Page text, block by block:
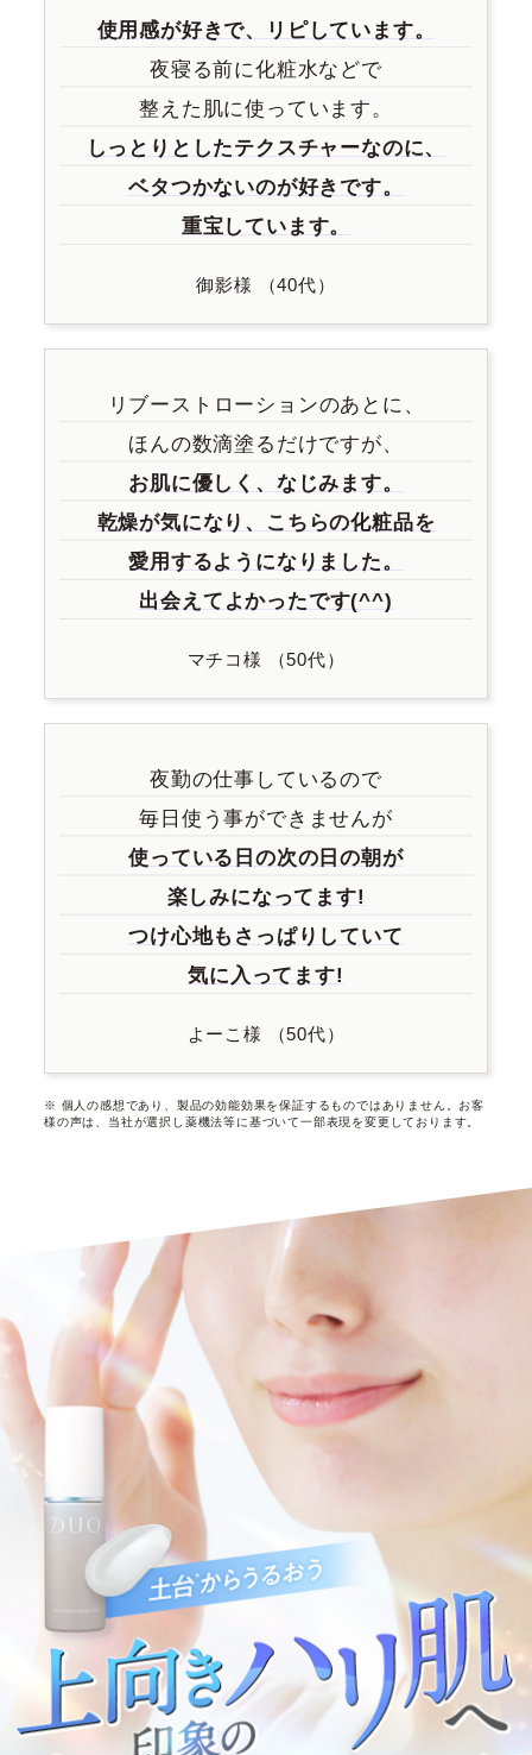
使用感が好きで、
リピしています。
夜寝る前に化粧水などで
整えた肌に使っています。
しっとりとしたテクスチャーなのに、
ベタつかないのが好きです。
重宝しています。
御影様 （40代）
リブーストローションのあとに、
ほんの数滴塗るだけですが、
お肌に優しく、なじみます。
乾燥が気になり、
こちらの化粧品を
愛用するようになりました。
出会えてよかったです(^^)
マチコ様 （50代）
夜勤の仕事しているので
毎日使う事ができませんが
使っている日の次の日の朝が
楽しみになってます!
つけ心地もさっぱりしていて
気に入ってます!
よーこ様 （50代）
※ 個人の感想であり、製品の効能効果を保証するものではありません。 お客
様の声は、当社が選択し薬機法等に基づいて一部表現を変更しております。